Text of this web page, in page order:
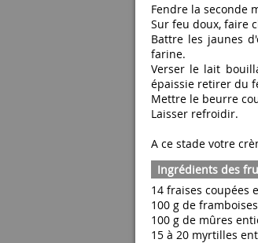
Fendre la seconde
Sur feu doux, faire
Battre les jaunes
farine.
Verser le lait
épaissie retirer du
Mettre le beurre
Laisser refroidir.
A ce stade votre
Ingrédients des
14 fraises coupées
100 g de
100 g de mûres
15 à 20 myrtilles